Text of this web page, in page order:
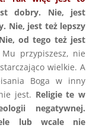
dobry. Nie, jest
Nie, jest też lepszy
od tego też jest
przypiszesz, nie
wielkie. A
Boga w inny
jest. Religie te w
negatywnej.
lub wcale nie